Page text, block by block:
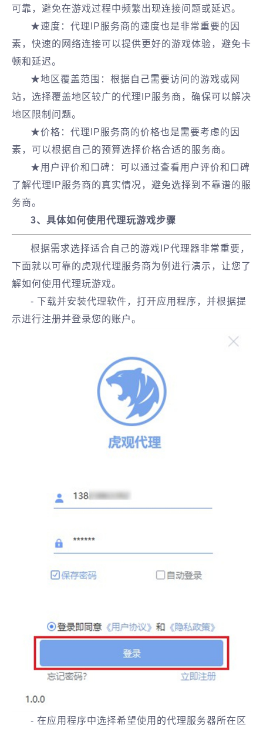
可靠，避免在游戏过程中频繁出现连接问题或延迟。
★速度：代理IP服务商的速度也是非常重要的因
素，快速的网络连接可以提供更好的游戏体验，避免卡
顿和延迟。
★地区覆盖范围：根据自己需要访问的游戏或网
站，选择覆盖地区较广的代理IP服务商，确保可以解决
地区限制问题。
★价格：代理IP服务商的价格也是需要考虑的因
素，可以根据自己的预算选择价格合适的服务商。
★用户评价和口碑：可以通过查看用户评价和口碑
了解代理IP服务商的真实情况，避免选择到不靠谱的服
务商。
3、具体如何使用代理玩游戏步骤
根据需求选择适合自己的游戏IP代理器非常重要，
下面就以可靠的虎观代理服务商为例进行演示，让您了
解如何使用代理玩游戏。
- 下载并安装代理软件，打开应用程序，并根据提
示进行注册并登录您的账户。
- 在应用程序中选择希望使用的代理服务器所在区